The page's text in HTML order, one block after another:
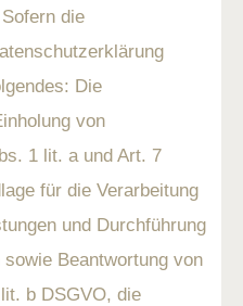
die
Die
von
1 lit. a und Art. 7
für die Verarbeitung
und Durchführung
Beantwortung von
b DSGVO, die